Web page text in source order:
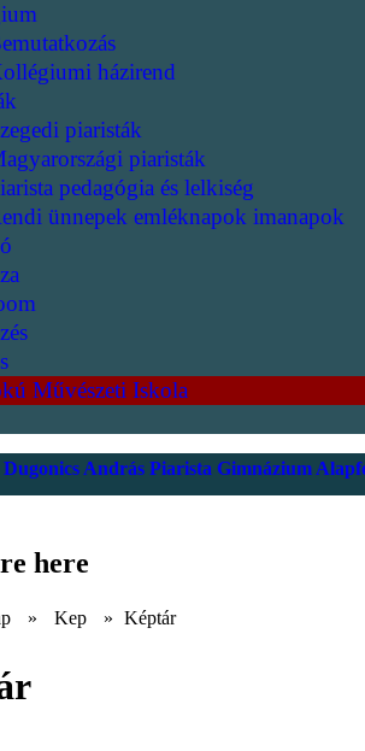
házirend
piaristák
piaristák
pedagógia és lelkiség
ünnepek emléknapok imanapok
Művészeti Iskola
Dugonics András Piarista Gimnázium
here
» Kep » Képtár